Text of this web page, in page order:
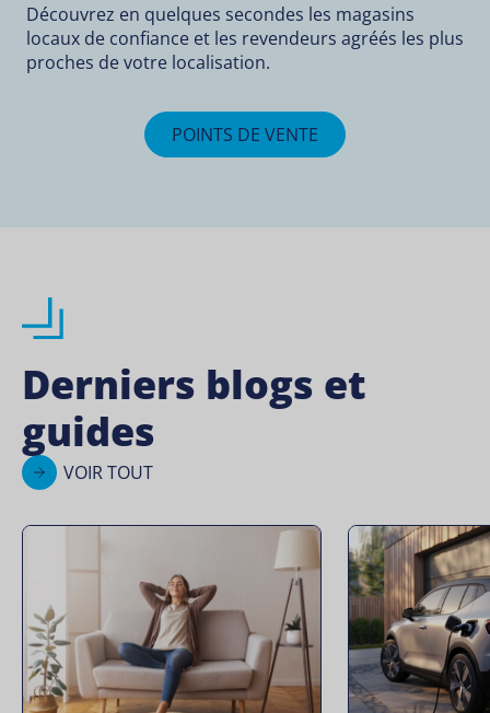
Découvrez en quelques secondes les magasins
locaux de confiance et les revendeurs agréés les plus
proches de votre localisation.
POINTS DE VENTE
Derniers blogs et
guides
VOIR TOUT